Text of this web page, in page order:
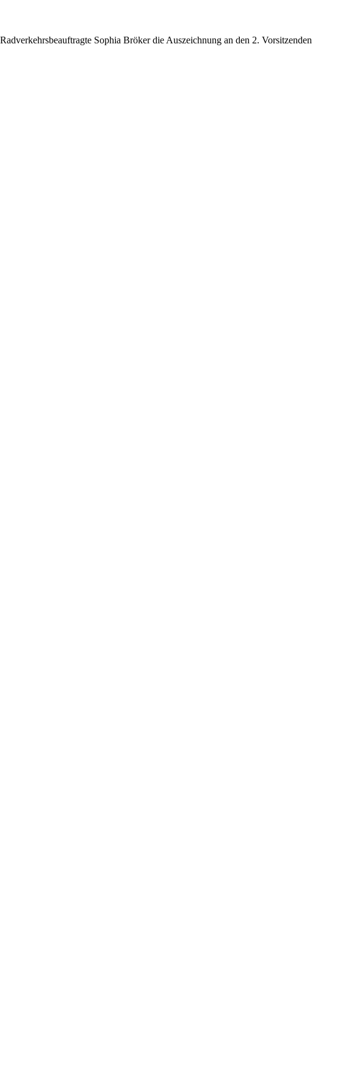
Sophia Bröker die Auszeichnung an den 2. Vorsitzenden